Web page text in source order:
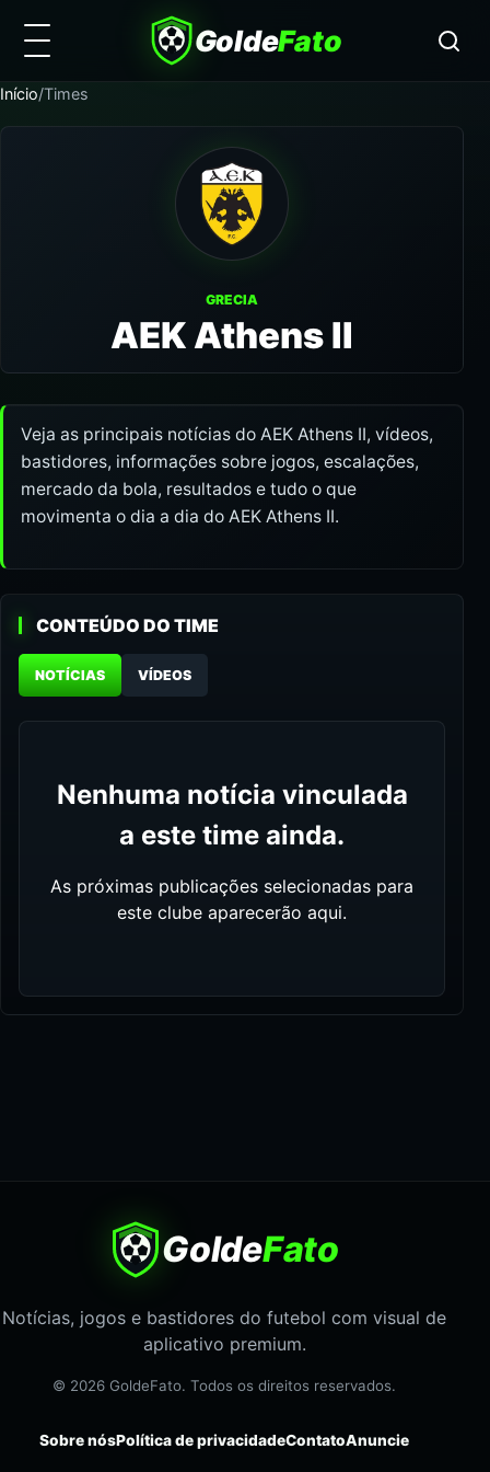
GoldeFato
Início/Times
GRECIA
AEK Athens II
Veja as principais notícias do AEK Athens II, vídeos,
bastidores, informações sobre jogos, escalações,
mercado da bola, resultados e tudo o que
movimenta o dia a dia do AEK Athens II.
CONTEÚDO DO TIME
NOTÍCIAS VÍDEOS
Nenhuma notícia vinculada
a este time ainda.
As próximas publicações selecionadas para
este clube aparecerão aqui.
GoldeFato
Notícias, jogos e bastidores do futebol com visual de
aplicativo premium.
© 2026 GoldeFato. Todos os direitos reservados.
Sobre nósPolítica de privacidadeContatoAnuncie